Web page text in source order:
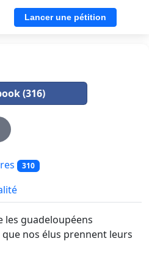
Lancer une pétition
(316)
310
les guadeloupéens
nos élus prennent leurs